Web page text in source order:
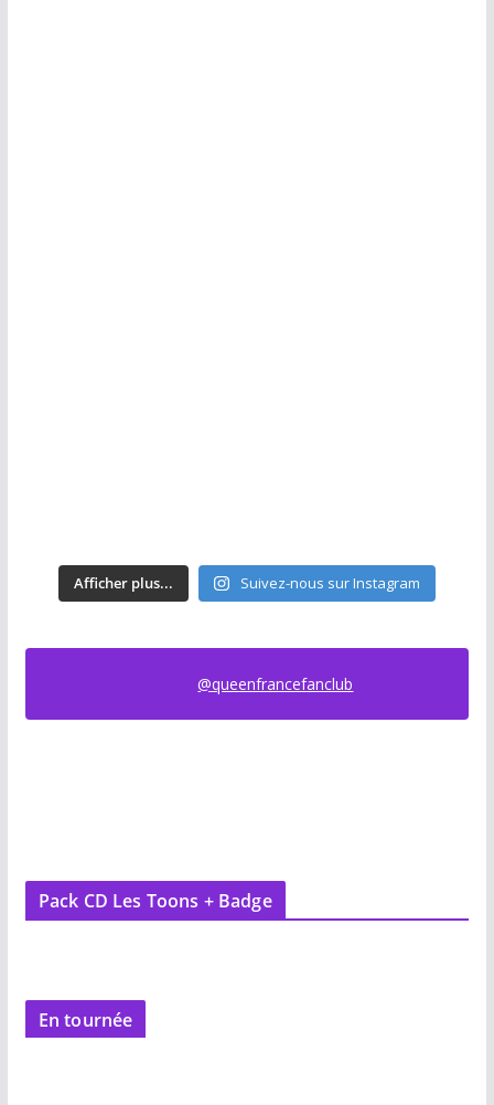
Afficher plus... Suivez-nous sur Instagram
@queenfrancefanclub
Pack CD Les Toons + Badge
En tournée